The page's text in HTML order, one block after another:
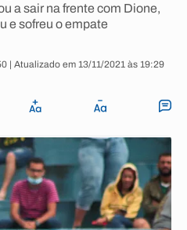
a sair na frente com Dione,
e sofreu o empate
| Atualizado em 13/11/2021 às 19:29